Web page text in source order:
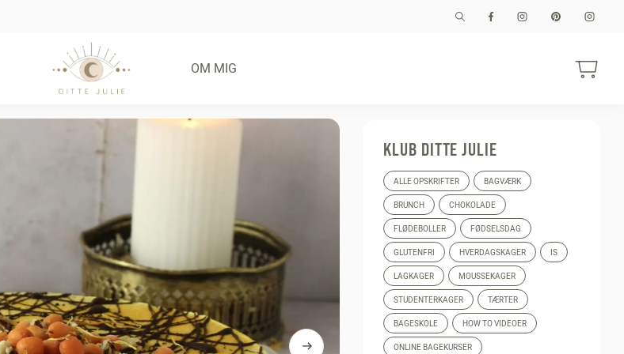
OM MIG
KLUB DITTE JULIE
ALLE OPSKRIFTER BAGVÆRK
BRUNCH CHOKOLADE
FLØDEBOLLER FØDSELSDAG
GLUTENFRI HVERDAGSKAGER IS
LAGKAGER MOUSSEKAGER
STUDENTERKAGER TÆRTER
BAGESKOLE HOW TO VIDEOER
ONLINE BAGEKURSER